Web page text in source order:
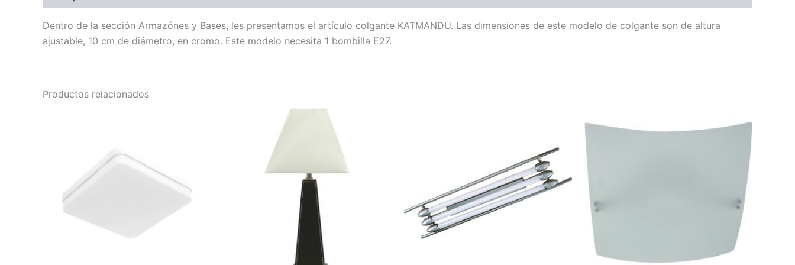
Dentro de la sección Armazónes y Bases, les presentamos el artículo colgante KATMANDU. Las dimensiones de este modelo de colgante son de altura
ajustable, 10 cm de diámetro, en cromo. Este modelo necesita 1 bombilla E27.
Productos relacionados